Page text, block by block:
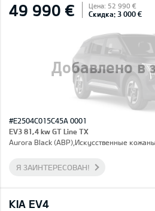
Добавлено в
49 990 € Цена: 52 990 €
Скидка: 3 000 €
#E2504C015C45A 0001
EV3 81,4 kw GT Line TX
Aurora Black (ABP),Искусственные
Я ЗАИНТЕРЕСОВАН!
KIA EV4